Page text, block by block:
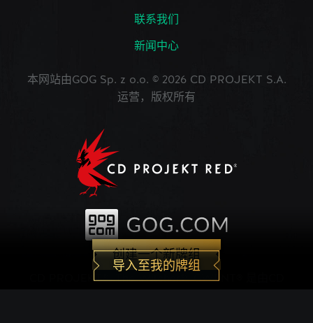
创建一个新牌组
导入至我的牌组
联系我们
新闻中心
本网站由GOG Sp. z o.o. © 2026 CD PROJEKT S.A.
运营，版权所有
CD PROJEKT®, The Witcher®, GWENT® 是由CD